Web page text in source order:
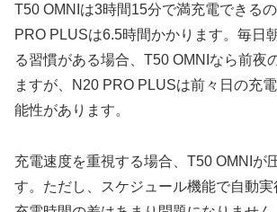
T50 OMNIは3時間15分で満充電できる
PRO PLUSは6.5時間かかります。毎日
る習慣がある場合、T50 OMNIなら前夜
ますが、N20 PRO PLUSは前々日の充
能性があります。
充電速度を重視する場合、T50 OMNIが
す。ただし、スケジュール機能で自動実